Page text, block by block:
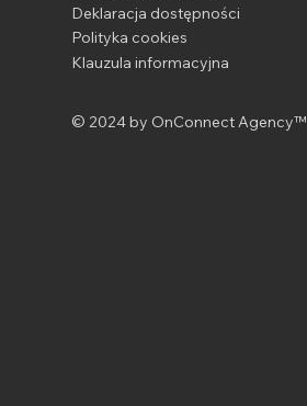
Deklaracja dostępności
Polityka cookies
Klauzula informacyjna
© 2024 by OnConnect Agency™